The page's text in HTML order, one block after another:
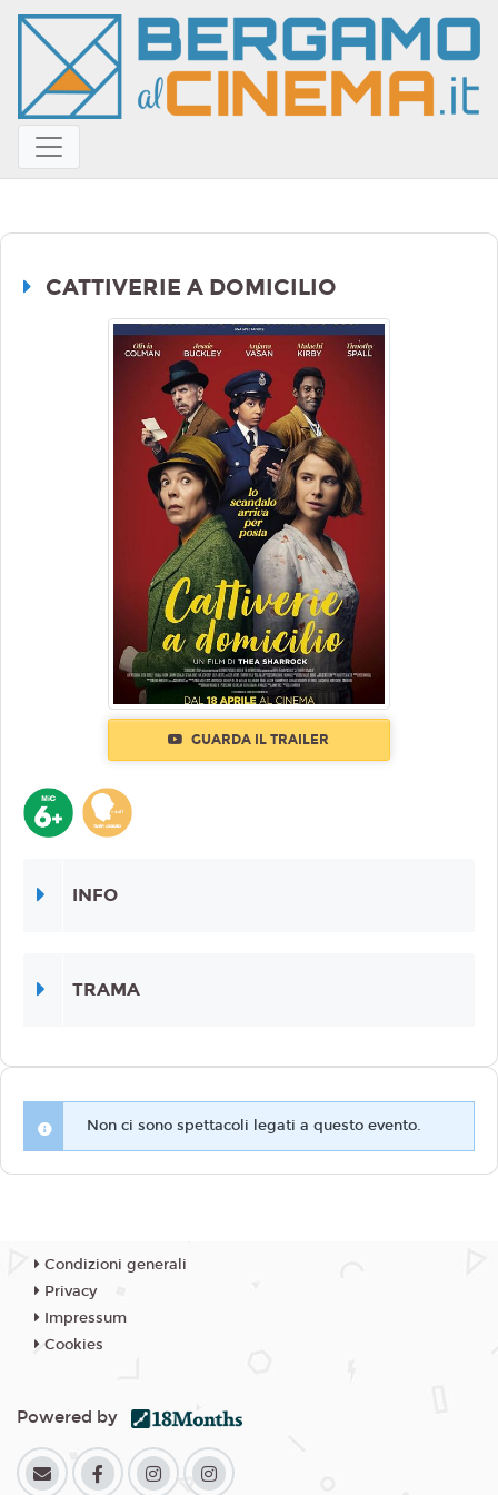
CATTIVERIE A DOMICILIO
GUARDA IL TRAILER
INFO
TRAMA
Non ci sono spettacoli legati a questo evento.
Condizioni generali
Privacy
Impressum
Cookies
Powered by